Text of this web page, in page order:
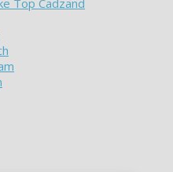
Top Cadzand